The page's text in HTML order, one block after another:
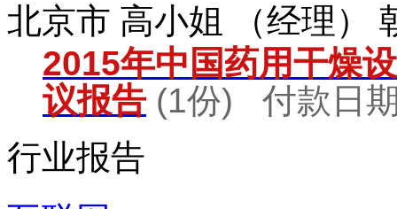
北京市 高小姐 （经理）
2015年中国药用干燥
议报告 (1份) 付款日
行业报告